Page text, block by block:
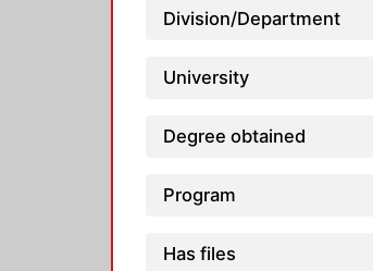
Division/Department
University
Degree obtained
Program
Has files